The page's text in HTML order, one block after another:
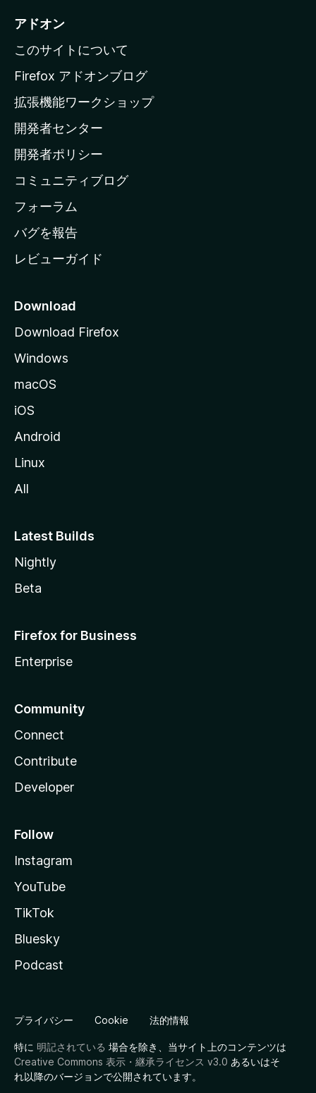
i
l
a
ホ
ー
ム
ー
ジ
へ
アドオン
このサイトについて
Firefox アドオンブログ
拡張機能ワークショップ
開発者センター
開発者ポリシー
コミュニティブログ
フォーラム
バグを報告
レビューガイド
Download
Download Firefox
Windows
macOS
iOS
Android
Linux
All
Latest Builds
Nightly
Beta
Firefox for Business
Enterprise
Community
Connect
Contribute
Developer
Follow
Instagram
YouTube
TikTok
Bluesky
Podcast
プライバシー Cookie 法的情報
特に 明記されている 場合を除き、当サイト上のコンテンツは
Creative Commons 表示・継承ライセンス v3.0 あるいはそ
れ以降のバージョンで公開されています。